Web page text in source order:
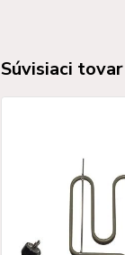
Súvisiaci tovar